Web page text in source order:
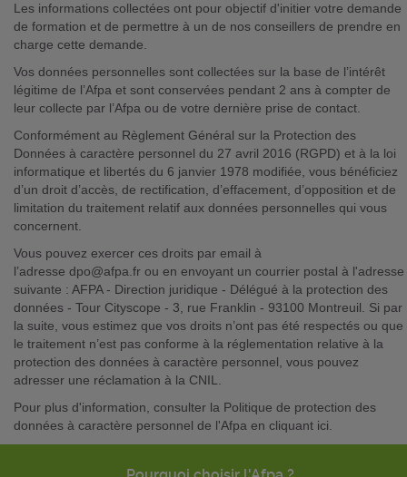
Les informations collectées ont pour objectif d'initier votre demande
de formation et de permettre à un de nos conseillers de prendre en
charge cette demande.
Vos données personnelles sont collectées sur la base de l’intérêt
légitime de l’Afpa et sont conservées pendant 2 ans à compter de
leur collecte par l’Afpa ou de votre dernière prise de contact.
Conformément au Règlement Général sur la Protection des
Données à caractère personnel du 27 avril 2016 (RGPD) et à la loi
informatique et libertés du 6 janvier 1978 modifiée, vous bénéficiez
d’un droit d’accès, de rectification, d’effacement, d’opposition et de
limitation du traitement relatif aux données personnelles qui vous
concernent.
Vous pouvez exercer ces droits par email à
l’adresse dpo@afpa.fr ou en envoyant un courrier postal à l'adresse
suivante : AFPA - Direction juridique - Délégué à la protection des
données - Tour Cityscope - 3, rue Franklin - 93100 Montreuil. Si par
la suite, vous estimez que vos droits n’ont pas été respectés ou que
le traitement n’est pas conforme à la réglementation relative à la
protection des données à caractère personnel, vous pouvez
adresser une réclamation à la CNIL.
Pour plus d'information, consulter la Politique de protection des
données à caractère personnel de l'Afpa en cliquant ici